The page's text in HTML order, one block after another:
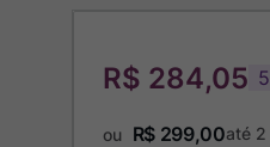
R$ 284,05 5
ou R$ 299,00até 2